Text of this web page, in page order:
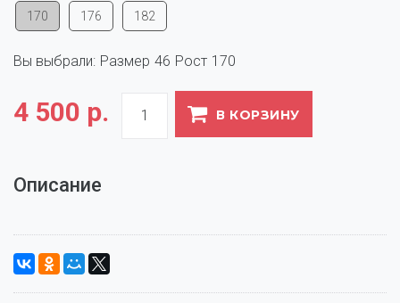
170 176 182
Вы выбрали: Размер 46 Рост 170
4 500 р. В КОРЗИНУ
Описание